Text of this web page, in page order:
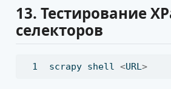
13. Тестирование
селекторов
scrapy shell <URL>